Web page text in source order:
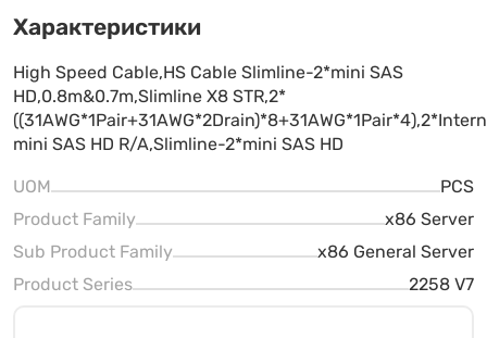
Характеристики
High Speed Cable,HS Cable Slimline-2*mini SAS
HD,0.8m&0.7m,Slimline X8 STR,2*
mini SAS HD R/A,Slimline-2*mini SAS HD
UOM
PCS
Product Family
x86 Server
Sub Product Family
x86 General Server
Product Series
2258 V7